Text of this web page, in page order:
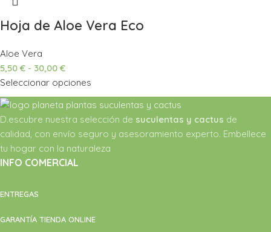
Hoja de Aloe Vera Eco
Aloe Vera
5,50 € - 30,00 €
Seleccionar opciones
D.escubre nuestra selección de suculentas y cactus de
calidad, con envío seguro y asesoramiento experto. Embellece
tu hogar con la naturaleza
INFO COMERCIAL
ENTREGAS
GARANTÍA TIENDA ONLINE